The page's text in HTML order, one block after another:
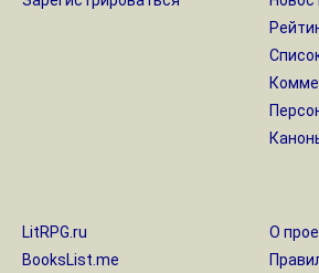
LitRPG.ru
BooksList.me
О